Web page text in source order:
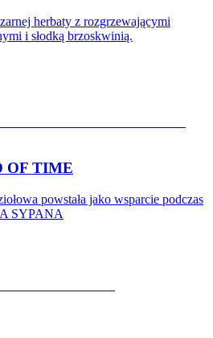
herbaty z rozgrzewającymi
i słodką brzoskwinią.
OF TIME
powstała jako wsparcie podczas
SYPANA